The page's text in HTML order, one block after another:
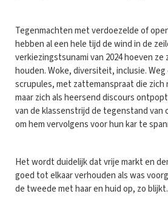
Tegenmachten met verdoezelde of
hebben al een hele tijd de wind in de
verkiezingstsunami van 2024 hoeven
houden. Woke, diversiteit, inclusie.
scrupules, met zattemanspraat die
maar zich als heersend discours
van de klassenstrijd de tegenstand van
om hem vervolgens voor hun kar te
Het wordt duidelijk dat vrije markt en
goed tot elkaar verhouden als was
de tweede met haar en huid op, zo blijkt.